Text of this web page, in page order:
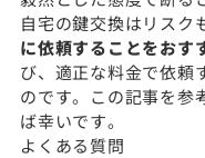
自宅の鍵交換はリスク
に依頼することをおす
び、適正な料金で依頼
のです。この記事を参
ば幸いです。
よくある質問